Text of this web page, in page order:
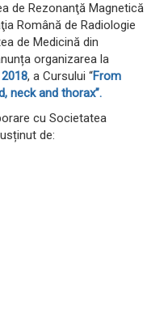
de Rezonanţă Magnetică
Română de Radiologie
de Medicină din
organizarea la
, a Cursului “From
neck and thorax”.
cu Societatea
de: